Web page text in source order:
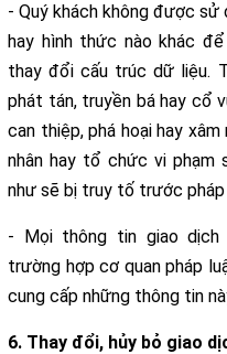
- Quý khách không được
hay hình thức nào khác
thay đổi cấu trúc dữ liệu.
phát tán, truyền bá hay cổ
can thiệp, phá hoại hay
nhân hay tổ chức vi phạm
như sẽ bị truy tố trước
- Mọi thông tin giao
trường hợp cơ quan pháp
cung cấp những thông tin
6. Thay đổi, hủy bỏ giao